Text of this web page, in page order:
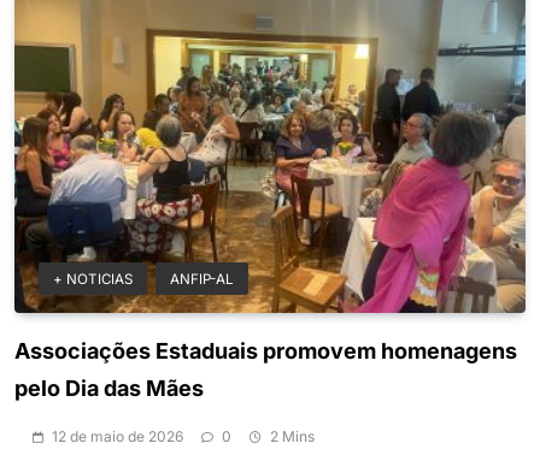
+ NOTICIAS ANFIP-AL
Associações Estaduais promovem homenagens
pelo Dia das Mães
12 de maio de 2026 0 2 Mins